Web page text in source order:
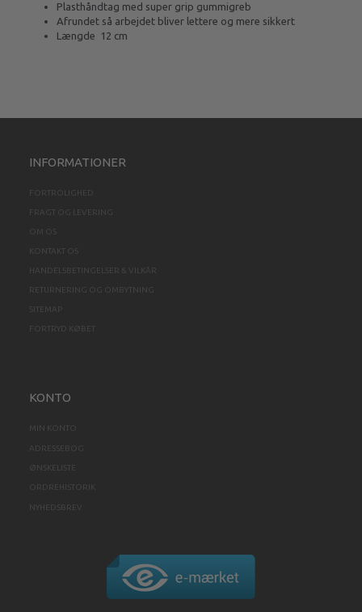
Plasthåndtag med super grip gummigreb
Afrundet så arbejdet bliver lettere og mere sikkert
Længde 12 cm
INFORMATIONER
FORTROLIGHED
FRAGT OG LEVERING
OM OS
KONTAKT OS
HANDELSBETINGELSER & VILKÅR
RETURNERING OG OMBYTNING
SITEMAP
FORTRYD KØBET
KONTO
MIN KONTO
ADRESSEBOG
ØNSKELISTE
ORDREHISTORIK
NYHEDSBREV